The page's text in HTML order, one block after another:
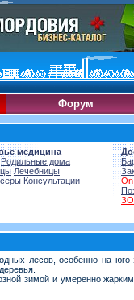
Форум
медицина
Родильные дома
Лечебницы
Консультации
лесов, особенно на юго-
зимой и умеренно